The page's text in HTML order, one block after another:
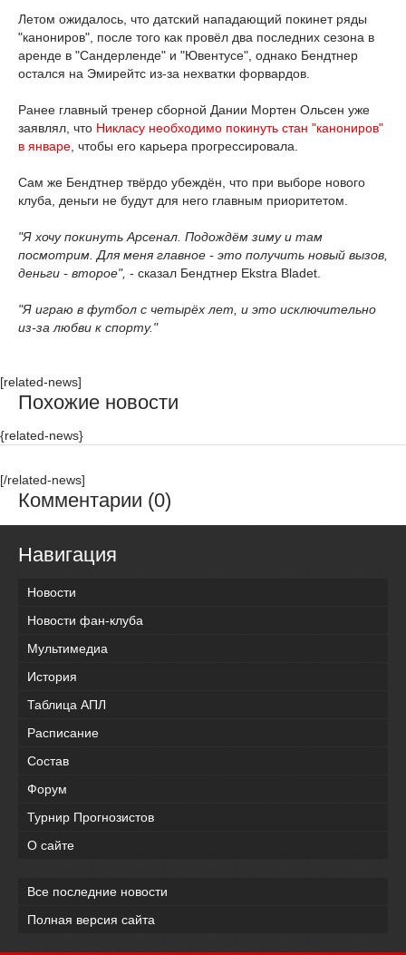
Летом ожидалось, что датский нападающий покинет ряды
"канониров", после того как провёл два последних сезона в
аренде в "Сандерленде" и "Ювентусе", однако Бендтнер
остался на Эмирейтс из-за нехватки форвардов.
Ранее главный тренер сборной Дании Мортен Ольсен уже
заявлял, что Никласу необходимо покинуть стан "канониров"
в январе, чтобы его карьера прогрессировала.
Сам же Бендтнер твёрдо убеждён, что при выборе нового
клуба, деньги не будут для него главным приоритетом.
"Я хочу покинуть Арсенал. Подождём зиму и там
посмотрим. Для меня главное - это получить новый вызов,
деньги - второе", - сказал Бендтнер Ekstra Bladet.
"Я играю в футбол с четырёх лет, и это исключительно
из-за любви к спорту."
[related-news]
Похожие новости
{related-news}
[/related-news]
Комментарии (0)
Навигация
Новости
Новости фан-клуба
Мультимедиа
История
Таблица АПЛ
Расписание
Состав
Форум
Турнир Прогнозистов
О сайте
Все последние новости
Полная версия сайта